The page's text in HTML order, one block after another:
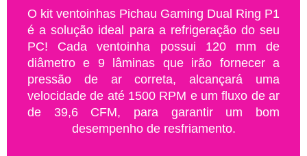
O kit ventoinhas Pichau Gaming Dual Ring P1
é a solução ideal para a refrigeração do seu
PC! Cada ventoinha possui 120 mm de
diâmetro e 9 lâminas que irão fornecer a
pressão de ar correta, alcançará uma
velocidade de até 1500 RPM e um fluxo de ar
de 39,6 CFM, para garantir um bom
desempenho de resfriamento.